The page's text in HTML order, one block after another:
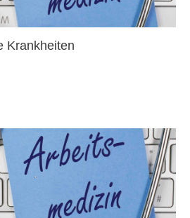
Krankheiten